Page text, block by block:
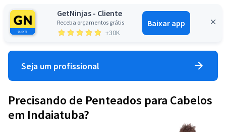
GetNinjas - Cliente
Receba orçamentos grátis
+30K
Baixar app
Entrar
Seja um profissional
Precisando de Penteados para Cabelos
em Indaiatuba?